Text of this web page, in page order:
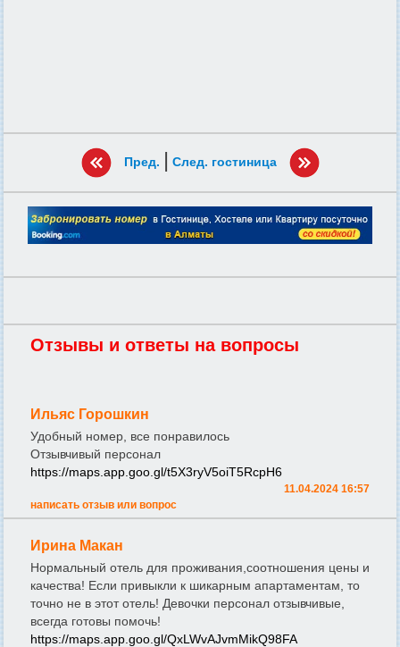
Пред. | След. гостиница
Отзывы и ответы на вопросы
Ильяс Горошкин
Удобный номер, все понравилось
Отзывчивый персонал
https://maps.app.goo.gl/t5X3ryV5oiT5RcpH6
11.04.2024 16:57
написать отзыв или вопрос
Ирина Макан
Нормальный отель для проживания,соотношения цены и
качества! Если привыкли к шикарным апартаментам, то
точно не в этот отель! Девочки персонал отзывчивые,
всегда готовы помочь!
https://maps.app.goo.gl/QxLWvAJvmMikQ98FA